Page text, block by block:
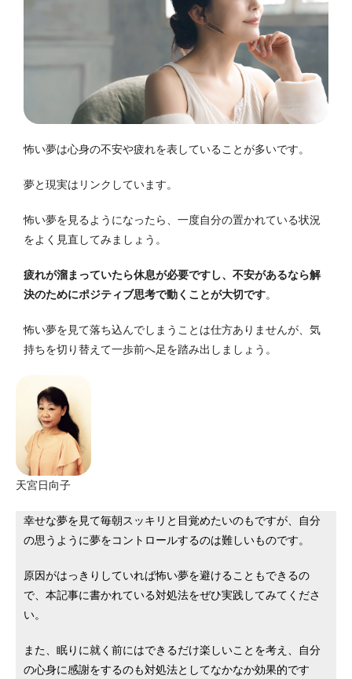
怖い夢は心身の不安や疲れを表していることが多いです。
夢と現実はリンクしています。
怖い夢を見るようになったら、一度自分の置かれている状況
をよく見直してみましょう。
疲れが溜まっていたら休息が必要ですし、不安があるなら解
決のためにポジティブ思考で動くことが大切です。
怖い夢を見て落ち込んでしまうことは仕方ありませんが、気
持ちを切り替えて一歩前へ足を踏み出しましょう。
天宮日向子
幸せな夢を見て毎朝スッキリと目覚めたいのもですが、自分
の思うように夢をコントロールするのは難しいものです。
原因がはっきりしていれば怖い夢を避けることもできるの
で、本記事に書かれている対処法をぜひ実践してみてくださ
い。
また、眠りに就く前にはできるだけ楽しいことを考え、自分
の心身に感謝をするのも対処法としてなかなか効果的です